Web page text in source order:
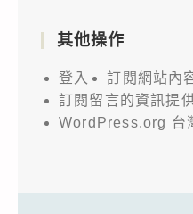
其他操作
登入
訂閱網站內
訂閱留言的資訊提
WordPress.org 台